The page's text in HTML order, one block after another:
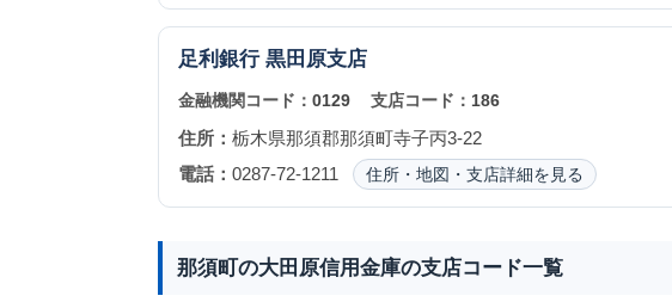
足利銀行 黒田原支店
金融機関コード： 0129 支店コード： 186
住所： 栃木県那須郡那須町寺子丙3-22
電話： 0287-72-1211 住所・地図・支店詳細を見る
那須町の大田原信用金庫の支店コード一覧